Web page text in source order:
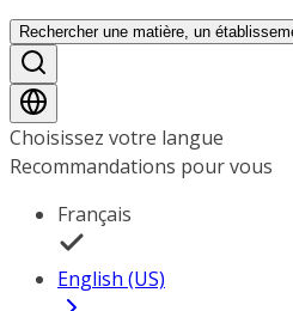
Rechercher une matière, un
Choisissez votre langue
Recommandations pour vous
Français
English (US)